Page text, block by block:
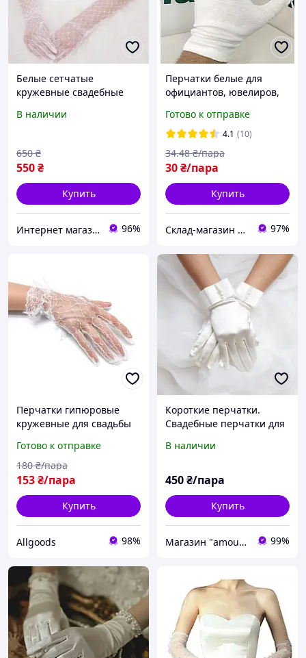
Белые сетчатые
кружевные свадебные
прозрачные до локтя,
В наличии
550₴
650 ₴
Купить
Интернет магазин "Elitmoda" 96%
Перчатки белые для
официантов, ювелиров,
М. Польша.
Готово к отправке
4.1 (10)
30₴/пара
34.48 ₴/пара
Купить
Склад-магазин "Свояк Group". 97%
Перчатки гипюровые
кружевные для свадьбы
ужина Белые
Готово к отправке
153₴/пара
180 ₴/пара
Купить
Allgoods 98%
Короткие перчатки.
Свадебные перчатки для
В наличии
450₴/пара
Купить
Магазин "amourshop.net" (Амуршоп) 99%